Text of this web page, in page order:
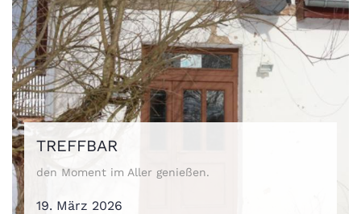
TREFFBAR
den Moment im Aller genießen.
19. März 2026